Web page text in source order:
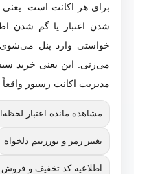
برای هر اکانت است. یعنی
شدن اعتبار یا گم شدن
خواستی وارد پنل
می‌زنی. این یعنی خرید
مدیریت اکانت رسیور
مشاهده مانده اعتبار
تغییر رمز و یوزرنیم دلخواه
اطلاعیه کد تخفیف و فروش